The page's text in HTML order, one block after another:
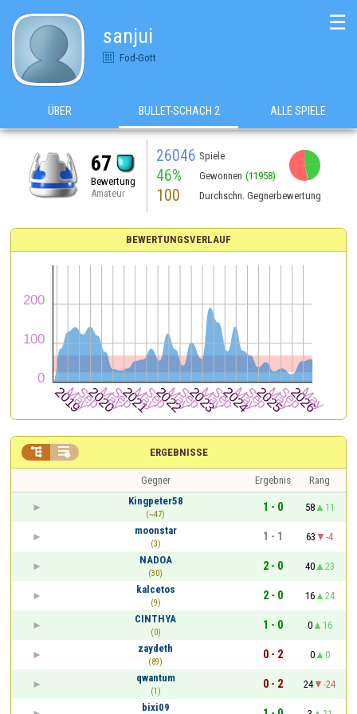
sanjui
Fod-Gott
☰
ÜBER BULLET-SCHACH 2 ALLE SPIELE
67
Bewertung
Amateur
26046 Spiele
46% Gewonnen (11958)
100 Durchschn. Gegnerbewertung
BEWERTUNGSVERLAUF
ERGEBNISSE
 
Gegner Ergebnis
Rang
Kingpeter58
(~47)
1 - 0 58
11
moonstar
(3)
1 - 1 63
-4
NADOA
(30)
2 - 0 40
23
kalcetos
(9)
2 - 0 16
24
CINTHYA
(0)
1 - 0 0
16
zaydeth
(89)
0 - 2 0
0
qwantum
(1)
0 - 2 24
-24
bixi09